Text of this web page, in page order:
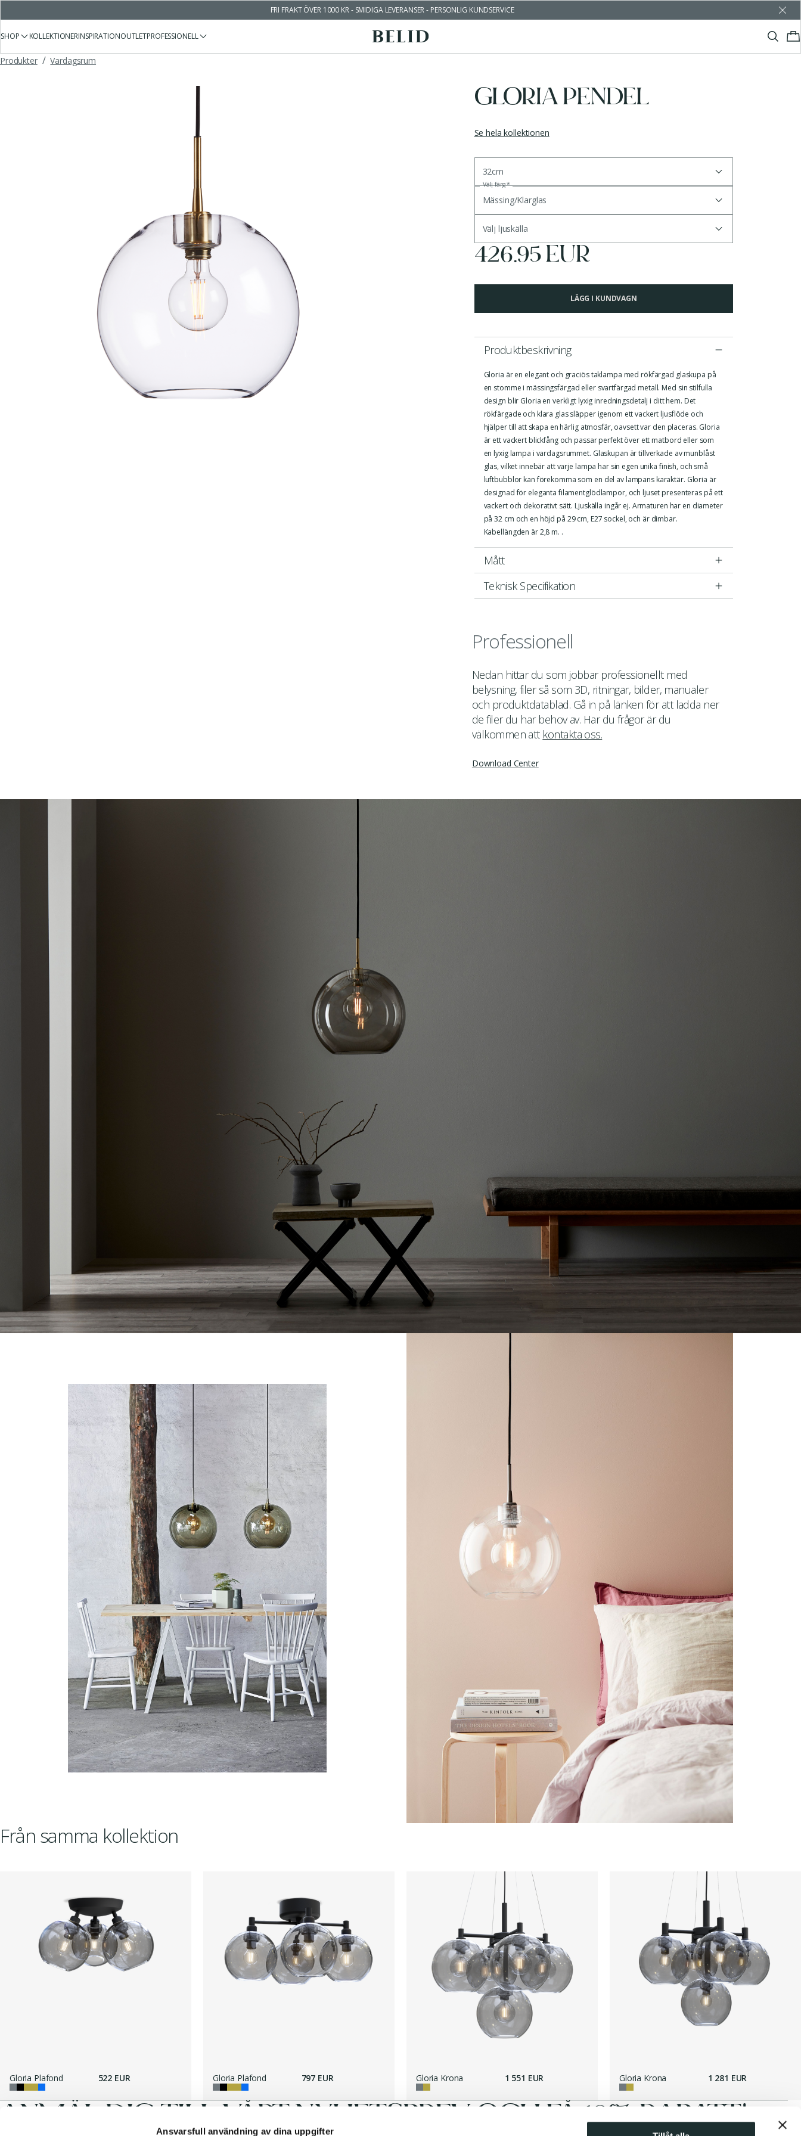
Ansvarsfull användning av dina uppgifter
FRI FRAKT ÖVER 1000 KR - SMIDIGA LEVERANSER - PERSONLIG KUNDSERVICE
SHOP KOLLEKTIONERINSPIRATIONOUTLETPROFESSIONELL
Produkter / Vardagsrum
GLORIA PENDEL
Se hela kollektionen
32cm
Välj färg*
Mässing/Klarglas
Välj ljuskälla
426.95 EUR
LÄGG I KUNDVAGN
Produktbeskrivning
Gloria är en elegant och graciös taklampa med rökfärgad glaskupa på
en stomme i mässingsfärgad eller svartfärgad metall. Med sin stilfulla
design blir Gloria en verkligt lyxig inredningsdetalj i ditt hem. Det
rökfärgade och klara glas släpper igenom ett vackert ljusflöde och
hjälper till att skapa en härlig atmosfär, oavsett var den placeras. Gloria
är ett vackert blickfång och passar perfekt över ett matbord eller som
en lyxig lampa i vardagsrummet. Glaskupan är tillverkade av munblåst
glas, vilket innebär att varje lampa har sin egen unika finish, och små
luftbubblor kan förekomma som en del av lampans karaktär. Gloria är
designad för eleganta filamentglödlampor, och ljuset presenteras på ett
vackert och dekorativt sätt. Ljuskälla ingår ej. Armaturen har en diameter
på 32 cm och en höjd på 29 cm, E27 sockel, och är dimbar.
Kabellängden är 2,8 m. .
Mått
Teknisk Specifikation
Professionell
Nedan hittar du som jobbar professionellt med
belysning, filer så som 3D, ritningar, bilder, manualer
och produktdatablad. Gå in på länken för att ladda ner
de filer du har behov av. Har du frågor är du
välkommen att kontakta oss.
Download Center
Från samma kollektion
Gloria Plafond 522 EUR Gloria Plafond 797 EUR Gloria Krona 1 551 EUR Gloria Krona 1 281 EUR
ANMÄL DIG TILL VÅRT NYHETSBREV OCH FÅ 10% RABATT!